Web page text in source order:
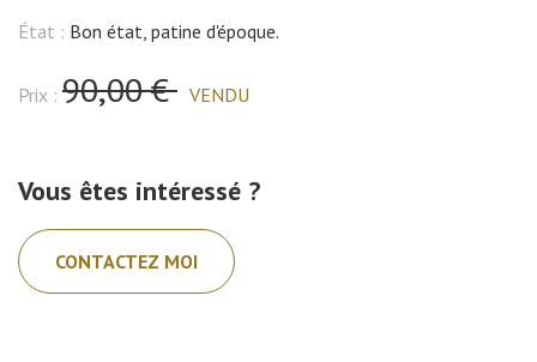
État : Bon état, patine d'époque.
Prix : 90,00 € VENDU
Vous êtes intéressé ?
CONTACTEZ MOI